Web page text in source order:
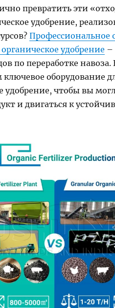
превратить эти
удобрение,
Профессиональное
удобрение –
по переработке
оборудование
удобрение, чтобы вы
и двигаться к